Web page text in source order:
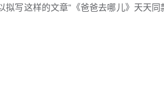
写这样的文章“《爸爸去哪儿》天天